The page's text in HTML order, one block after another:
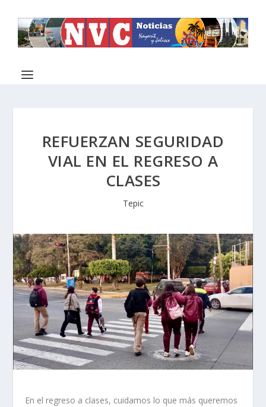
REFUERZAN SEGURIDAD
VIAL EN EL REGRESO A
CLASES
Tepic
En el regreso a clases, cuidamos lo que más queremos